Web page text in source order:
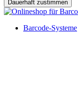
Dauerhaft zustimmen
Barcode-Systeme